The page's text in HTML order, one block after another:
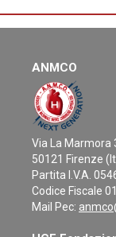
ANMCO
Via La Marmora
50121 Firenze
Partita I.V.A.
Codice Fiscale
Mail Pec: